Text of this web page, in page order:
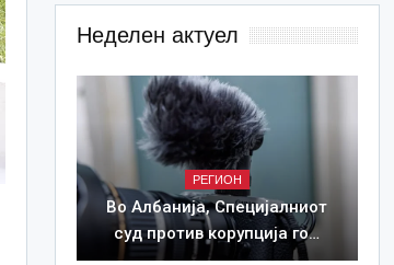
Неделен актуел
РЕГИОН
Во Албанија, Специјалниот
суд против корупција го…